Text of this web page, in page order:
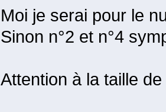
Moi je serai pour le
Sinon n°2 et n°4
Attention à la taille